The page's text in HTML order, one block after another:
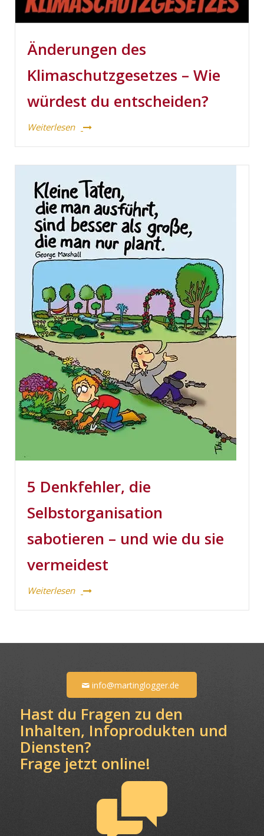
Änderungen des
Klimaschutzgesetzes – Wie
würdest du entscheiden?
Weiterlesen
5 Denkfehler, die
Selbstorganisation
sabotieren – und wie du sie
vermeidest
Weiterlesen
info@martinglogger.de
Hast du Fragen zu den
Inhalten, Infoprodukten und
Diensten?
Frage jetzt online!